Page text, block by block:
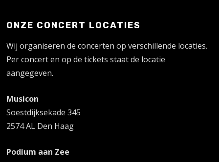
ONZE CONCERT LOCATIES
Wij organiseren de concerten op verschillende locaties.
Per concert en op de tickets staat de locatie
aangegeven.
Musicon
Soestdijksekade 345
2574 AL Den Haag
Podium aan Zee